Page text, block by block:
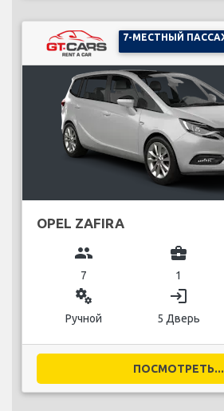
OPEL ZAFIRA
group
7
business_center
1
miscellaneous_services
Ручной
login
5 Дверь
ПОСМОТРЕТЬ...